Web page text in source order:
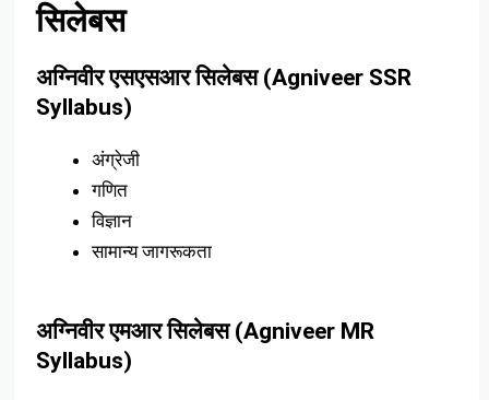
सिलेबस
अग्निवीर एसएसआर सिलेबस (Agniveer SSR
Syllabus)
अंग्रेजी
गणित
विज्ञान
सामान्य जागरूकता
अग्निवीर एमआर सिलेबस (Agniveer MR
Syllabus)